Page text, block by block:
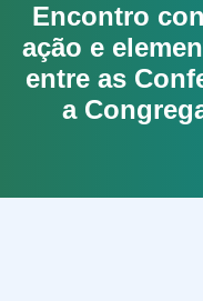
Encontro
ação e
entre as
a